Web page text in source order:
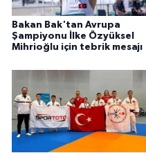
Bakan Bak'tan Avrupa
Şampiyonu İlke Özyüksel
Mihrioğlu için tebrik mesajı